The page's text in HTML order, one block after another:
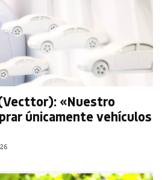
«Nuestro
únicamente vehículos